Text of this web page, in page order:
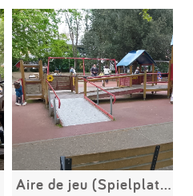
zurücksetzen
Aire de jeu (Spielplatz) Compans-Cafarelli